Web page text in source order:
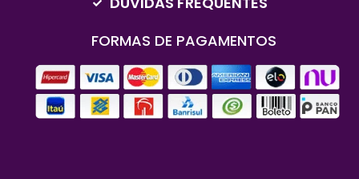
FORMAS DE PAGAMENTOS